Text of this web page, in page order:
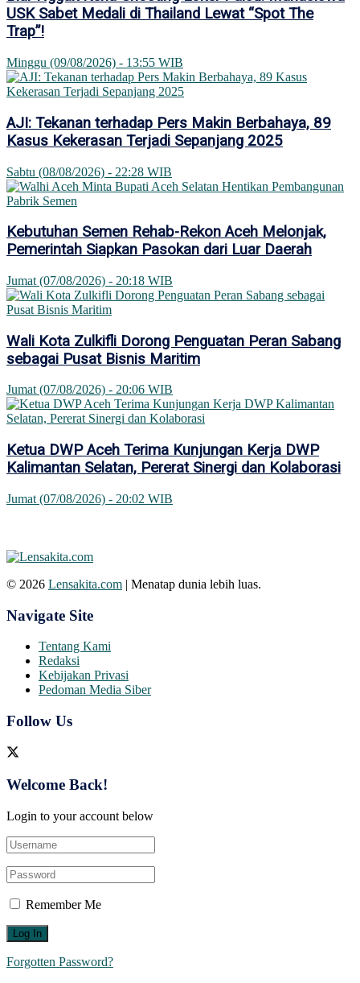
USK Sabet Medali di Thailand Lewat “Spot The
Trap”!
Minggu (09/08/2026) - 13:55 WIB
AJI: Tekanan terhadap Pers Makin Berbahaya, 89
Kasus Kekerasan Terjadi Sepanjang 2025
Sabtu (08/08/2026) - 22:28 WIB
Kebutuhan Semen Rehab-Rekon Aceh Melonjak,
Pemerintah Siapkan Pasokan dari Luar Daerah
Jumat (07/08/2026) - 20:18 WIB
Wali Kota Zulkifli Dorong Penguatan Peran Sabang
sebagai Pusat Bisnis Maritim
Jumat (07/08/2026) - 20:06 WIB
Ketua DWP Aceh Terima Kunjungan Kerja DWP
Kalimantan Selatan, Pererat Sinergi dan Kolaborasi
Jumat (07/08/2026) - 20:02 WIB
© 2026 Lensakita.com | Menatap dunia lebih luas.
Navigate Site
Tentang Kami
Redaksi
Kebijakan Privasi
Pedoman Media Siber
Follow Us
Welcome Back!
Login to your account below
Remember Me
Forgotten Password?